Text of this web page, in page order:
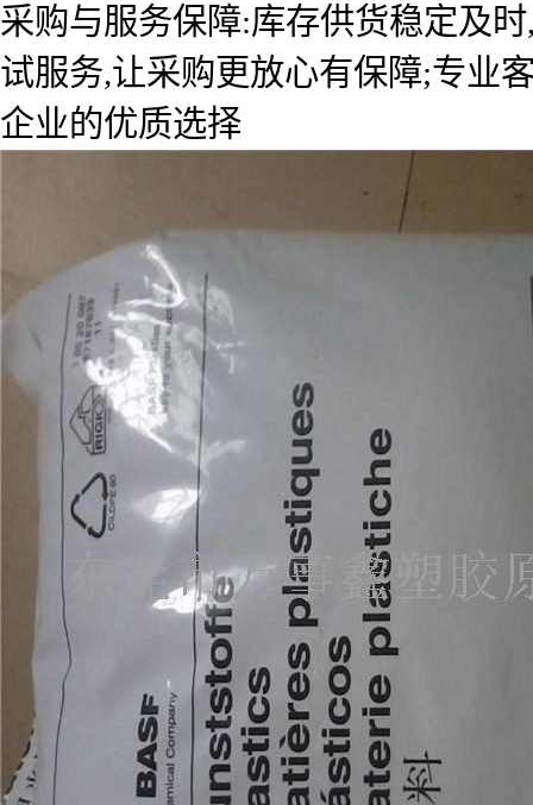
采购与服务保障:库存供货稳定及
试服务,让采购更放心有保障;专业
企业的优质选择